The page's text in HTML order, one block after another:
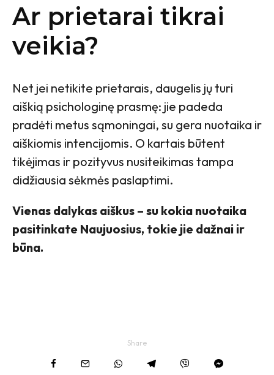
Ar prietarai tikrai
veikia?
Net jei netikite prietarais, daugelis jų turi
aiškią psichologinę prasmę: jie padeda
pradėti metus sąmoningai, su gera nuotaika ir
aiškiomis intencijomis. O kartais būtent
tikėjimas ir pozityvus nusiteikimas tampa
didžiausia sėkmės paslaptimi.
Vienas dalykas aiškus – su kokia nuotaika
pasitinkate Naujuosius, tokie jie dažnai ir
būna.
Share